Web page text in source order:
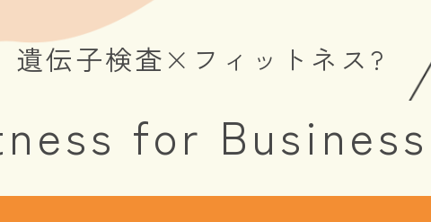
遺伝子検査×フィットネス?
for Business